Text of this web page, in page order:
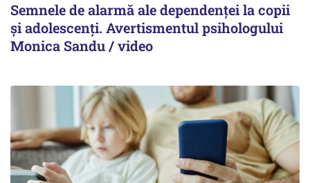
Semnele de alarmă ale dependenței la copii
și adolescenți. Avertismentul psihologului
Monica Sandu / video